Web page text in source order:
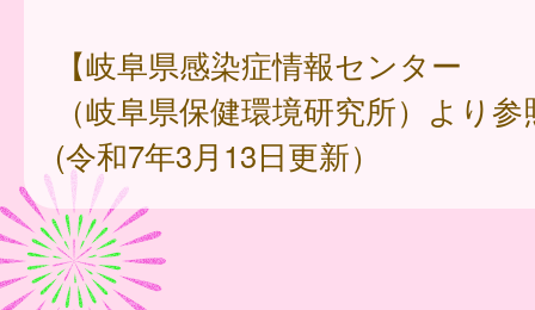
【岐阜県感染症情報センター
（岐阜県保健環境研究所）より参
(令和7年3月13日更新）